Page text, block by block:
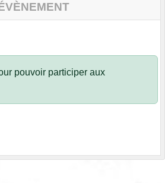
pouvoir participer aux